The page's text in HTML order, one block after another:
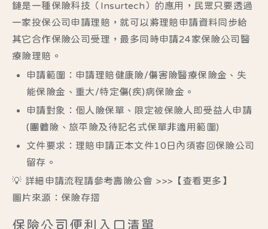
鏈是一種保險科技（Insurtech）的應用，民眾只要透過
一家投保公司申請理賠，就可以將理賠申請資料同步給
其它合作保險公司受理，最多同時申請24家保險公司醫
療險理賠。
申請範圍： 申請理賠健康險/傷害險醫療保險金、失
能保險金、重大/特定傷(疾)病保險金。
申請對象： 個人險保單、限定被保險人即受益人申請
(團體險、旅平險及待記名式保單非適用範圍)
文件要求： 理賠申請正本文件10日內須寄回保險公司
留存。
💡 詳細申請流程請參考壽險公會 >>> 【查看更多】
圖片來源：保險存摺
保險公司便利入口清單